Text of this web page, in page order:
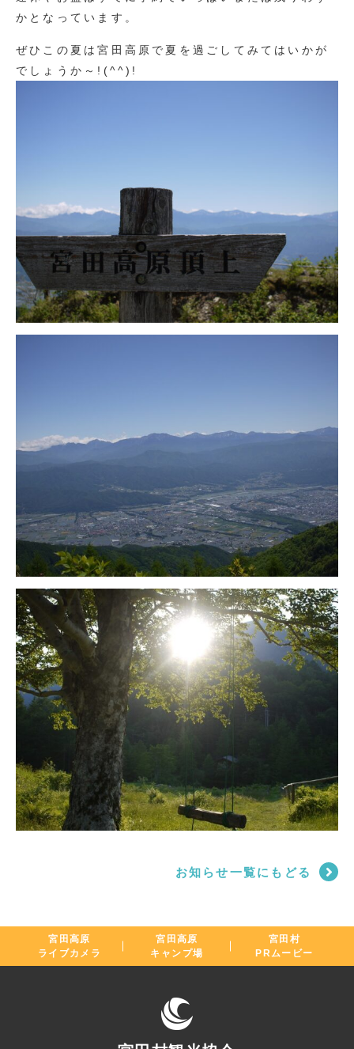
かとなっています。
ぜひこの夏は宮田高原で夏を過ごしてみてはいかが
でしょうか～!(^^)!
お知らせ一覧にもどる
宮田高原
ライブカメラ
宮田高原
キャンプ場
宮田村
PRムービー